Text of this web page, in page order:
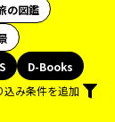
の図鑑
D-Books
込み条件を追加